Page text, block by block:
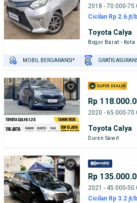
2018 - 70.000-
Cicilan Rp 2.6 jt/
Toyota Calya
Bogor Barat - Kota
MOBIL BERGARANSI* GRATIS
PENJUAL TERVERIFIKASI
Rp
2020 - 65.000-
Toyota Calya
Duren Sawit
Rp
2021 - 45.000-
Cicilan Rp 3.2 jt/